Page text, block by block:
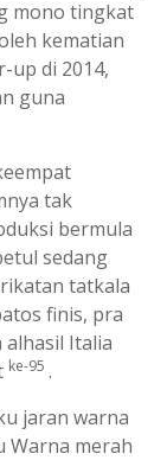
mono tingkat
kematian
up di 2014,
guna
tak
bermula
sedang
tatkala
finis, pra
Italia
ke-95 .
jaran warna
Warna merah